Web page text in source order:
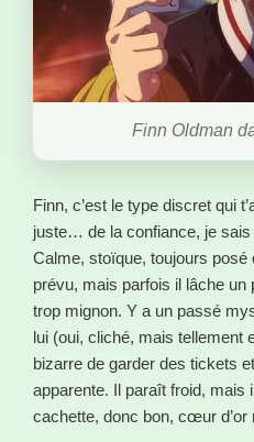
Finn Oldman
Finn, c’est le type discret qui
juste… de la confiance, je
Calme, stoïque, toujours posé
prévu, mais parfois il lâche
trop mignon. Y a un passé
lui (oui, cliché, mais tellement
bizarre de garder des tickets
apparente. Il paraît froid, mais
cachette, donc bon, cœur